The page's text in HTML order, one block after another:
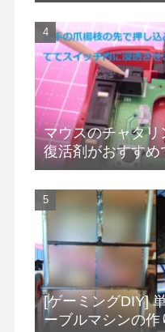
マウスのチャタ
復活剤がおすすめ
[ゲーミングDIY]
ーブルマシンの